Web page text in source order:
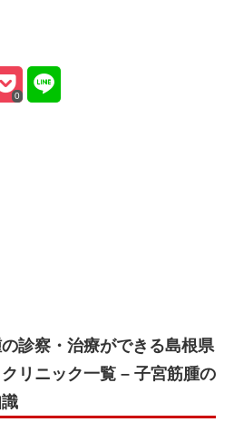
0
診察・治療ができる島根県
リニック一覧 – 子宮筋腫の